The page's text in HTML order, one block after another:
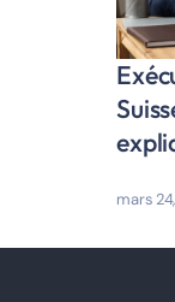
mars